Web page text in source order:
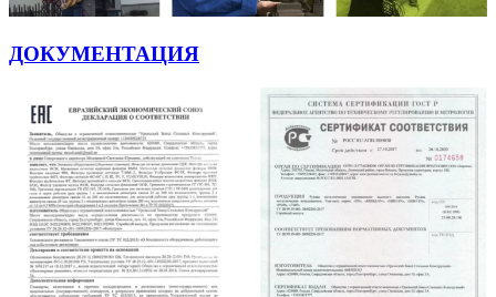
ДОКУМЕНТАЦИЯ